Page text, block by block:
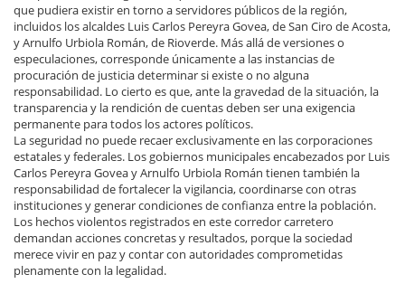
que pudiera existir en torno a servidores públicos de la región,
incluidos los alcaldes Luis Carlos Pereyra Govea, de San Ciro de Acosta,
y Arnulfo Urbiola Román, de Rioverde. Más allá de versiones o
especulaciones, corresponde únicamente a las instancias de
procuración de justicia determinar si existe o no alguna
responsabilidad. Lo cierto es que, ante la gravedad de la situación, la
transparencia y la rendición de cuentas deben ser una exigencia
permanente para todos los actores políticos.
La seguridad no puede recaer exclusivamente en las corporaciones
estatales y federales. Los gobiernos municipales encabezados por Luis
Carlos Pereyra Govea y Arnulfo Urbiola Román tienen también la
responsabilidad de fortalecer la vigilancia, coordinarse con otras
instituciones y generar condiciones de confianza entre la población.
Los hechos violentos registrados en este corredor carretero
demandan acciones concretas y resultados, porque la sociedad
merece vivir en paz y contar con autoridades comprometidas
plenamente con la legalidad.